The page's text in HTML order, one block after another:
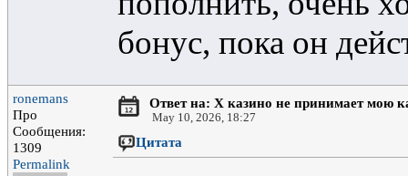
бонус, пока он
ronemans
Про
Сообщения:
1309
Permalink
Ответ на: X казино не принимает мою
May 10, 2026, 18:27
Цитата